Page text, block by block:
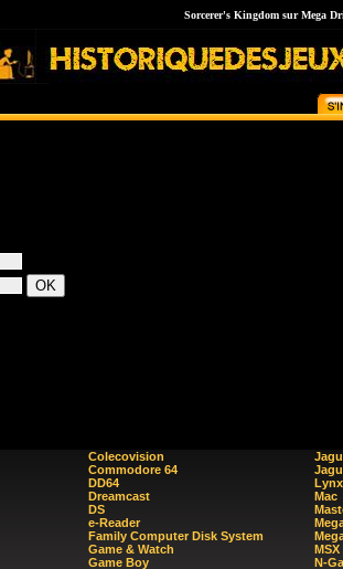
Sorcerer's Kingdom sur Mega
Colecovision
Commodore 64
DD64
Dreamcast
DS
e-Reader
Family Computer Disk System
Game & Watch
Game Boy
Lynx
Mac
MSX
N-